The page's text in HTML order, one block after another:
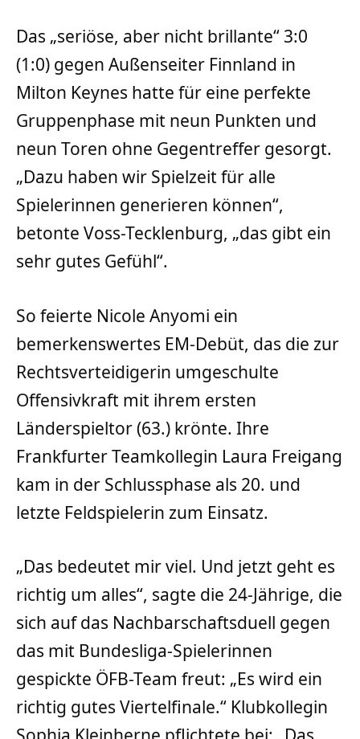
Das „seriöse, aber nicht brillante“ 3:0
(1:0) gegen Außenseiter Finnland in
Milton Keynes hatte für eine perfekte
Gruppenphase mit neun Punkten und
neun Toren ohne Gegentreffer gesorgt.
„Dazu haben wir Spielzeit für alle
Spielerinnen generieren können“,
betonte Voss-Tecklenburg, „das gibt ein
sehr gutes Gefühl“.
So feierte Nicole Anyomi ein
bemerkenswertes EM-Debüt, das die zur
Rechtsverteidigerin umgeschulte
Offensivkraft mit ihrem ersten
Länderspieltor (63.) krönte. Ihre
Frankfurter Teamkollegin Laura Freigang
kam in der Schlussphase als 20. und
letzte Feldspielerin zum Einsatz.
„Das bedeutet mir viel. Und jetzt geht es
richtig um alles“, sagte die 24-Jährige, die
sich auf das Nachbarschaftsduell gegen
das mit Bundesliga-Spielerinnen
gespickte ÖFB-Team freut: „Es wird ein
richtig gutes Viertelfinale.“ Klubkollegin